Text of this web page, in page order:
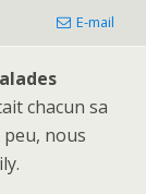
E-mail
chacun sa
peu, nous